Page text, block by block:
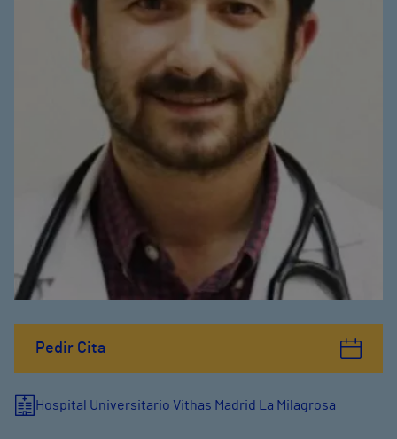
Pedir Cita
Hospital Universitario Vithas Madrid La Milagrosa